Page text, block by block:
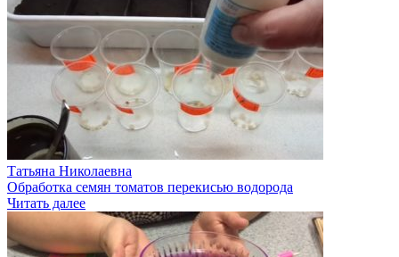
Татьяна Николаевна
Обработка семян томатов перекисью водорода
Читать далее